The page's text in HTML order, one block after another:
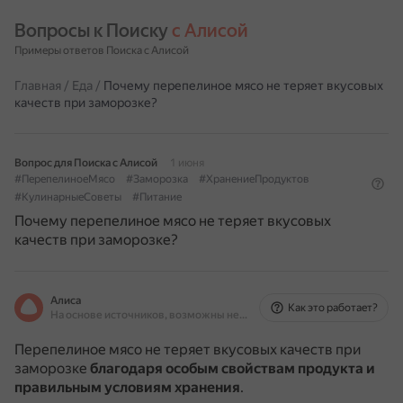
Вопросы к Поиску с Алисой
Примеры ответов Поиска с Алисой
Главная / Еда / Почему перепелиное мясо не теряет вкусовых
качеств при заморозке?
Вопрос для Поиска с Алисой
1 июня
#ПерепелиноеМясо
#Заморозка
#ХранениеПродуктов
#КулинарныеСоветы
#Питание
Почему перепелиное мясо не теряет вкусовых
качеств при заморозке?
Алиса
На основе источников, возможны неточности
Как это работает?
Перепелиное мясо не теряет вкусовых качеств при
заморозке благодаря особым свойствам продукта и
правильным условиям хранения.